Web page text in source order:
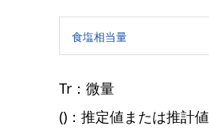
食塩相当量
Tr：微量
()：推定値または推計値